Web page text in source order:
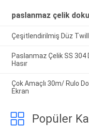
paslanmaz çelik
Çeşitlendirilmiş Düz
Paslanmaz Çelik SS 304
Hasır
Çok Amaçlı 30m/ Rulo
Ekran
Popüler